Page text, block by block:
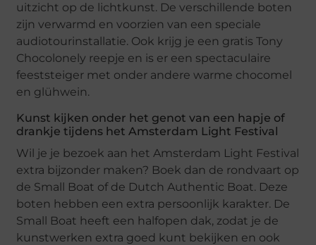
uitzicht op de lichtkunst. De verschillende boten
zijn verwarmd en voorzien van een speciale
audiotourinstallatie. Ook krijg je een gratis Tony
Chocolonely reepje en is er een spectaculaire
feeststeiger met onder andere warme chocomel
en glühwein.
Kunst kijken onder het genot van een hapje of
drankje tijdens het Amsterdam Light Festival
Wil je je bezoek aan het Amsterdam Light Festival
extra bijzonder maken? Boek dan de rondvaart op
de Small Boat of de Dutch Authentic Boat. Deze
boten hebben een extra persoonlijk karakter. De
Small Boat heeft een halfopen dak, zodat je de
kunstwerken extra goed kunt bekijken en ook